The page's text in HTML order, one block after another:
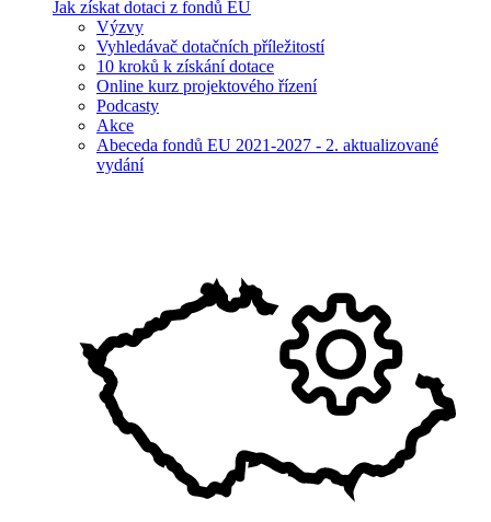
Jak získat dotaci z fondů EU
Výzvy
Vyhledávač dotačních příležitostí
10 kroků k získání dotace
Online kurz projektového řízení
Podcasty
Akce
Abeceda fondů EU 2021-2027 - 2. aktualizované
vydání